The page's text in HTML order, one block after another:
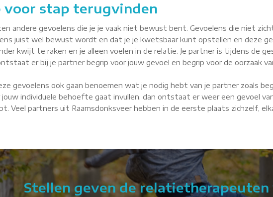
voor stap terugvinden
andere gevoelens die je je vaak niet bewust bent. Gevoelens die niet
juist wel bewust wordt en dat je je kwetsbaar kunt opstellen en deze
kwijt te raken en je alleen voelen in de relatie. Je partner is tijdens de
er bij je partner begrip voor jouw gevoel en begrip voor de oorzaak
gevoelens ook gaan benoemen wat je nodig hebt van je partner zoals
jouw individuele behoefte gaat invullen, dan ontstaat er weer een gevoel
Veel partners uit Raamsdonksveer hebben in de eerste plaats zichzelf,
Stellen geven de